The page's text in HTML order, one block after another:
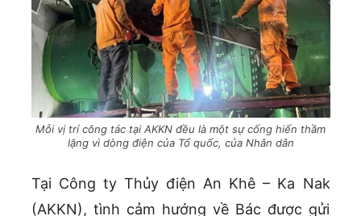
Mỗi vị trí công tác tại AKKN đều là một sự cống hiến thầm
lặng vì dòng điện của Tổ quốc, của Nhân dân
Tại Công ty Thủy điện An Khê – Ka Nak
(AKKN), tình cảm hướng về Bác được gửi